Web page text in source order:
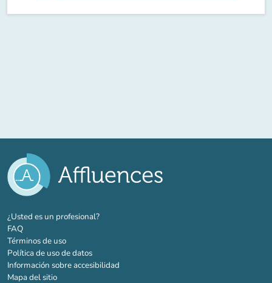
¿Usted es un profesional?(nueva pestaña)
FAQ
Términos de uso
Política de uso de datos
Información sobre accesibilidad
Mapa del sitio